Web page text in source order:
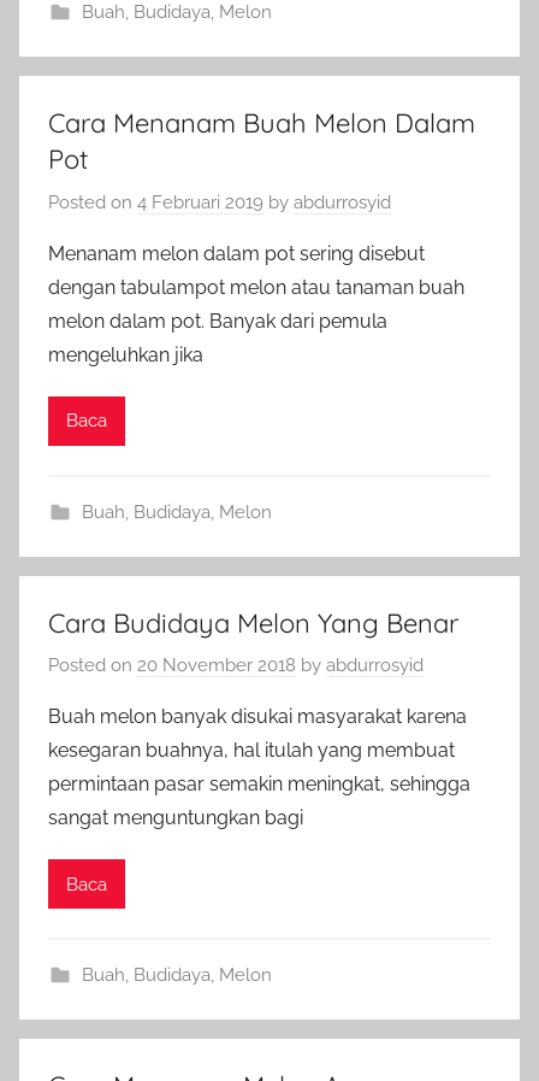
Buah, Budidaya, Melon
Cara Menanam Buah Melon Dalam
Pot
Posted on 4 Februari 2019 by abdurrosyid
Menanam melon dalam pot sering disebut
dengan tabulampot melon atau tanaman buah
melon dalam pot. Banyak dari pemula
mengeluhkan jika
Baca
Buah Budidaya Melon
Cara Budidaya Melon Yang Benar
Posted on 20 November 2018 by abdurrosyid
Buah melon banyak disukai masyarakat karena
kesegaran buahnya, hal itulah yang membuat
permintaan pasar semakin meningkat, sehingga
sangat menguntungkan bagi
Baca
Buah, Budidaya, Melon